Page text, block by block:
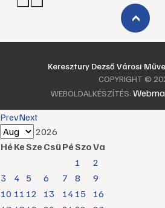
›
Keresztury Dezső Városi
COPYRIGHT ©
WEBOLDALKÉSZÍTÉS:
PrevNext
2026
HéKeSzeCsüPéSzoVa
1
2
3
4 5 6 7 8
9
10 11 12 13 14 15
16